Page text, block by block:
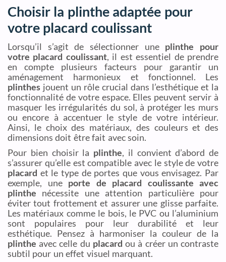
Choisir la plinthe adaptée pour
votre placard coulissant
Lorsqu’il s’agit de sélectionner une plinthe pour
votre placard coulissant, il est essentiel de prendre
en compte plusieurs facteurs pour garantir un
aménagement harmonieux et fonctionnel. Les
plinthes jouent un rôle crucial dans l’esthétique et la
fonctionnalité de votre espace. Elles peuvent servir à
masquer les irrégularités du sol, à protéger les murs
ou encore à accentuer le style de votre intérieur.
Ainsi, le choix des matériaux, des couleurs et des
dimensions doit être fait avec soin.
Pour bien choisir la plinthe, il convient d’abord de
s’assurer qu’elle est compatible avec le style de votre
placard et le type de portes que vous envisagez. Par
exemple, une porte de placard coulissante avec
plinthe nécessite une attention particulière pour
éviter tout frottement et assurer une glisse parfaite.
Les matériaux comme le bois, le PVC ou l’aluminium
sont populaires pour leur durabilité et leur
esthétique. Pensez à harmoniser la couleur de la
plinthe avec celle du placard ou à créer un contraste
subtil pour un effet visuel marquant.